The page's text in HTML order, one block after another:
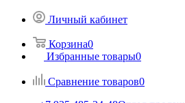
Личный кабинет
Корзина0
Избранные товары0
Сравнение товаров0